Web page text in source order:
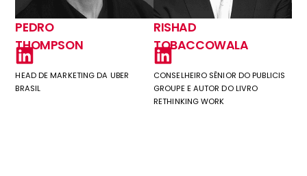
PEDRO
THOMPSON
HEAD DE MARKETING DA UBER
BRASIL
RISHAD
TOBACCOWALA
CONSELHEIRO SÊNIOR DO PUBLICIS
GROUPE E AUTOR DO LIVRO
RETHINKING WORK